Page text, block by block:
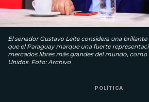
El senador Gustavo Leite considera una
que el Paraguay marque una fuerte
mercados libres más grandes del mundo, como
Unidos. Foto: Archivo
POLÍTICA